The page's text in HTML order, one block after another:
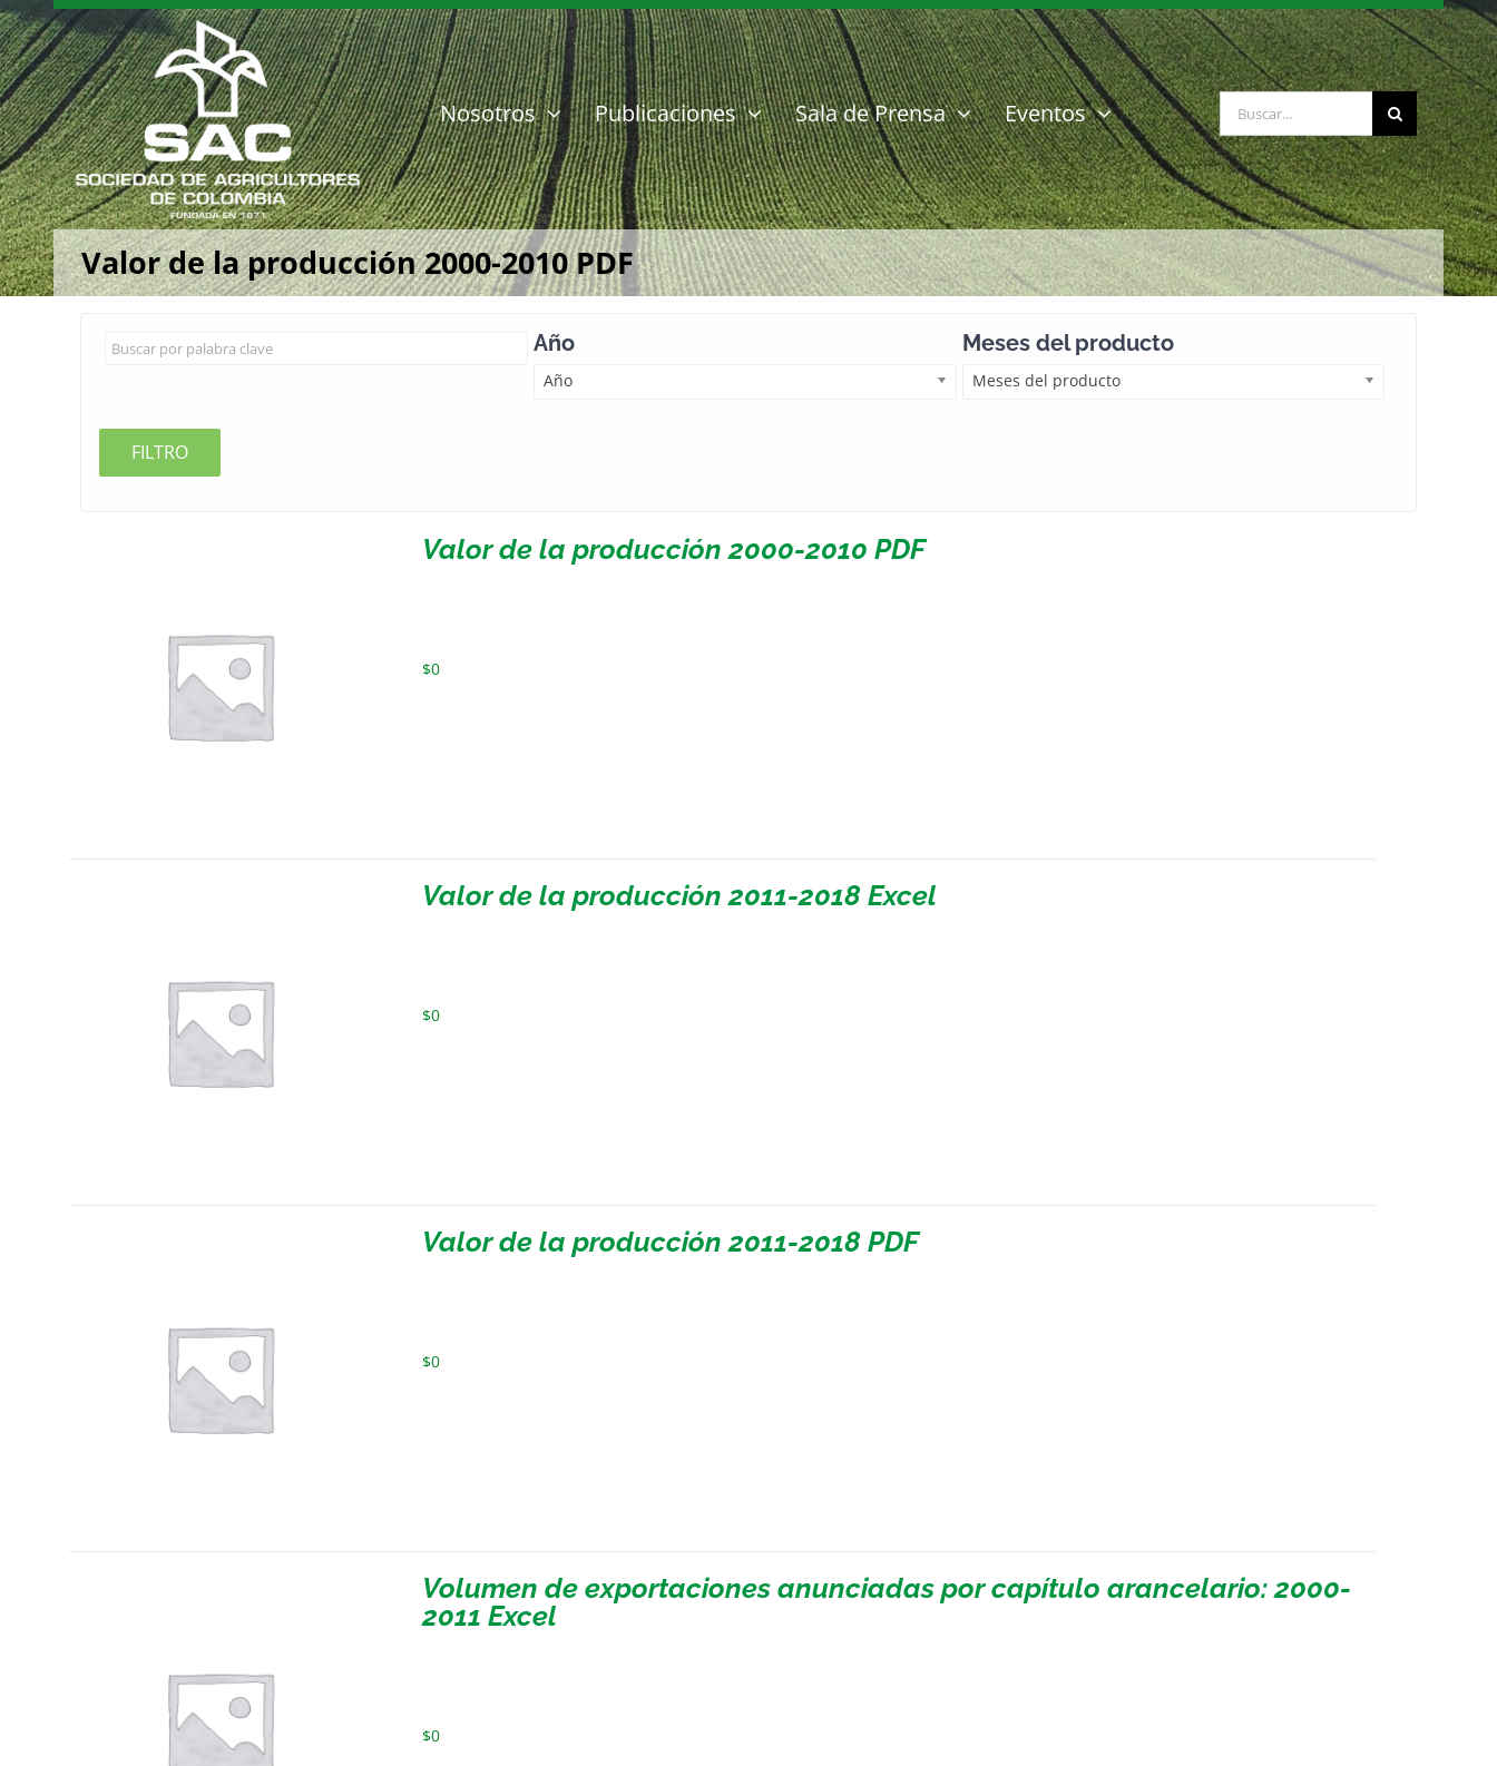
Saltar
al
contenido
Nosotros Publicaciones Sala de Prensa Eventos Buscar:
Valor de la producción 2000-2010 PDF
Año
Año
Meses del producto
Meses del producto
FILTRO
Valor de la producción 2000-2010 PDF
$0
Valor de la producción 2011-2018 Excel
$0
Valor de la producción 2011-2018 PDF
$0
Volumen de exportaciones anunciadas por capítulo arancelario: 2000-
2011 Excel
$0